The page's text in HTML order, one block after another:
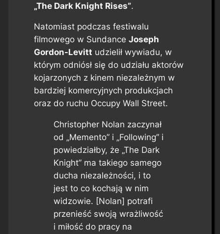
„The Dark Knight Rises”.
Natomiast podczas festiwalu
filmowego w Sundance Joseph
Gordon-Levitt udzielił wywiadu, w
którym odniósł się do udziału aktorów
kojarzonych z kinem niezależnym w
bardziej komercyjnych produkcjach
oraz do ruchu Occupy Wall Street.
Christopher Nolan zaczynał
od „Memento” i „Following” i
powiedziałby, że „The Dark
Knight” ma takiego samego
ducha niezależności, i to
jest to co kochają w nim
widzowie. [Nolan] potrafi
przenieść swoją wrażliwość
i miłość do pracy na